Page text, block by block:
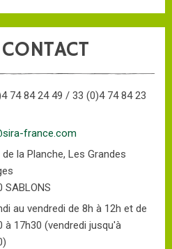
74 84 24 49 / 33 (0)4 74 84 23
france.com
de la Planche, Les Grandes
SABLONS
au vendredi de 8h à 12h et de
à 17h30 (vendredi jusqu'à